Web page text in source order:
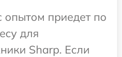
приедет по
для
Sharp. Если